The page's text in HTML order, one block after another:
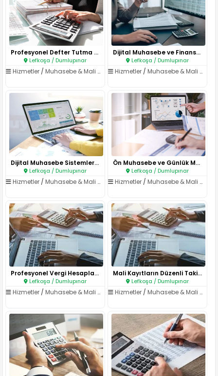
Profesyonel Defter Tutma ve Mu..
Lefkoşa / Dumlupınar
Hizmetler / Muhasebe & Mali Müşavirlik
Dijital Muhasebe ve Finansal V..
Lefkoşa / Dumlupınar
Hizmetler /Muhasebe & Mali Müşavirlik
Dijital Muhasebe Sistemleri il..
Lefkoşa / Dumlupınar
Hizmetler / Muhasebe & Mali Müşavirlik
Ön Muhasebe ve Günlük Mali İşl..
Lefkoşa / Dumlupınar
Hizmetler /Muhasebe & Mali Müşavirlik
Profesyonel Vergi Hesaplama Hi..
Lefkoşa / Dumlupınar
Hizmetler / Muhasebe & Mali Müşavirlik
Mali Kayıtların Düzenli Takibi..
Lefkoşa / Dumlupınar
Hizmetler /Muhasebe & Mali Müşavirlik